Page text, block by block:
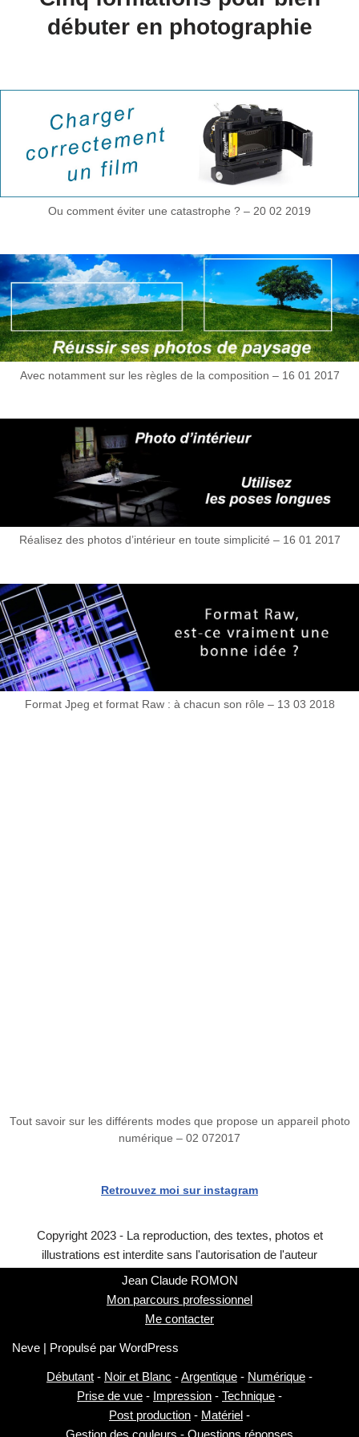
débuter en photographie
Ou comment éviter une catastrophe ? – 20 02 2019
Avec notamment sur les règles de la composition – 16 01 2017
Réalisez des photos d’intérieur en toute simplicité – 16 01 2017
Format Jpeg et format Raw : à chacun son rôle – 13 03 2018
Tout savoir sur les différents modes que propose un appareil photo
numérique – 02 072017
Retrouvez moi sur instagram
Copyright 2023 - La reproduction, des textes, photos et
illustrations est interdite sans l'autorisation de l'auteur
Jean Claude ROMON
Mon parcours professionnel
Me contacter
Neve | Propulsé par WordPress
Débutant - Noir et Blanc -Argentique - Numérique -
Prise de vue - Impression - Technique -
Post production - Matériel -
Gestion des couleurs - Questions réponses